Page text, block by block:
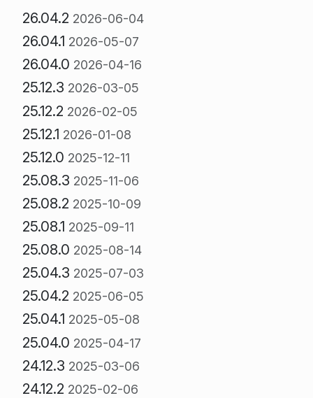
26.04.2 2026-06-04
26.04.1 2026-05-07
26.04.0 2026-04-16
25.12.3 2026-03-05
25.12.2 2026-02-05
25.12.1 2026-01-08
25.12.0 2025-12-11
25.08.3 2025-11-06
25.08.2 2025-10-09
25.08.1 2025-09-11
25.08.0 2025-08-14
25.04.3 2025-07-03
25.04.2 2025-06-05
25.04.1 2025-05-08
25.04.0 2025-04-17
24.12.3 2025-03-06
24.12.2 2025-02-06